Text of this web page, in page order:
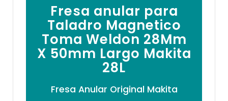
Fresa anular para
Taladro Magnetico
Toma Weldon 28Mm
X 50mm Largo Makita
28L
Fresa Anular Original Makita